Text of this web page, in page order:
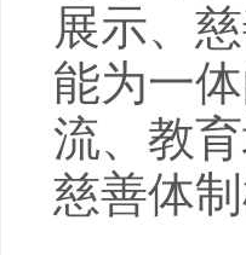
展示、
能为一
流、教
慈善体